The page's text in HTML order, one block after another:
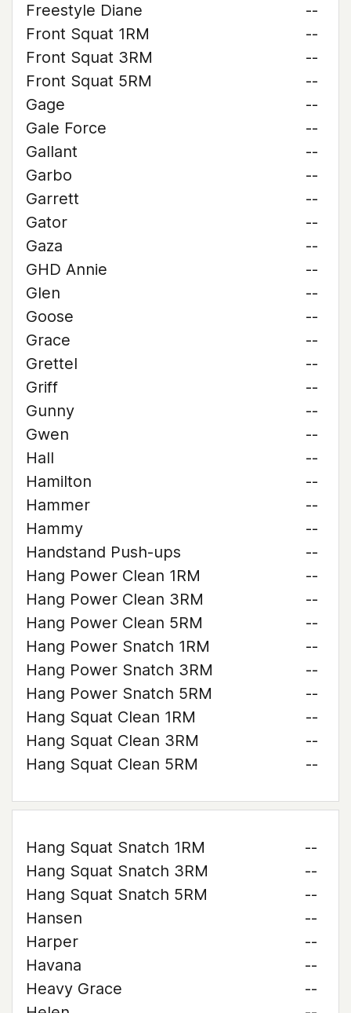
Freestyle Diane
--
Front Squat 1RM
--
Front Squat 3RM
--
Front Squat 5RM
--
Gage
--
Gale Force
--
Gallant
--
Garbo
--
Garrett
--
Gator
--
Gaza
--
GHD Annie
--
Glen
--
Goose
--
Grace
--
Grettel
--
Griff
--
Gunny
--
Gwen
--
Hall
--
Hamilton
--
Hammer
--
Hammy
--
Handstand Push-ups
--
Hang Power Clean 1RM
--
Hang Power Clean 3RM
--
Hang Power Clean 5RM
--
Hang Power Snatch 1RM
--
Hang Power Snatch 3RM
--
Hang Power Snatch 5RM
--
Hang Squat Clean 1RM
--
Hang Squat Clean 3RM
--
Hang Squat Clean 5RM
--
Hang Squat Snatch 1RM
--
Hang Squat Snatch 3RM
--
Hang Squat Snatch 5RM
--
Hansen
--
Harper
--
Havana
--
Heavy Grace
--